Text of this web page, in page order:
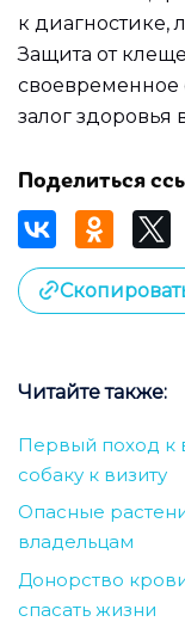
к диагностике,
Защита от
залог здоровья
Поделиться
Читайте также:
Первый поход к
собаку к визиту
Опасные
владельцам
Донорство
спасать жизни